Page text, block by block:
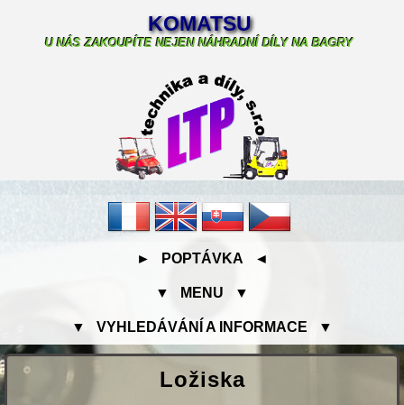
KOMATSU
U NÁS ZAKOUPÍTE NEJEN NÁHRADNÍ DÍLY NA BAGRY
► POPTÁVKA ◄
▼ MENU ▼
▼ VYHLEDÁVÁNÍ A INFORMACE ▼
Ložiska